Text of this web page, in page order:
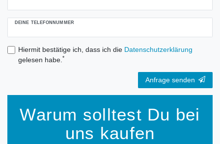
DEINE TELEFONNUMMER
Hiermit bestätige ich, dass ich die Daten­schutz­erklärung
gelesen habe.*
Anfrage senden
Warum solltest Du bei
uns kaufen